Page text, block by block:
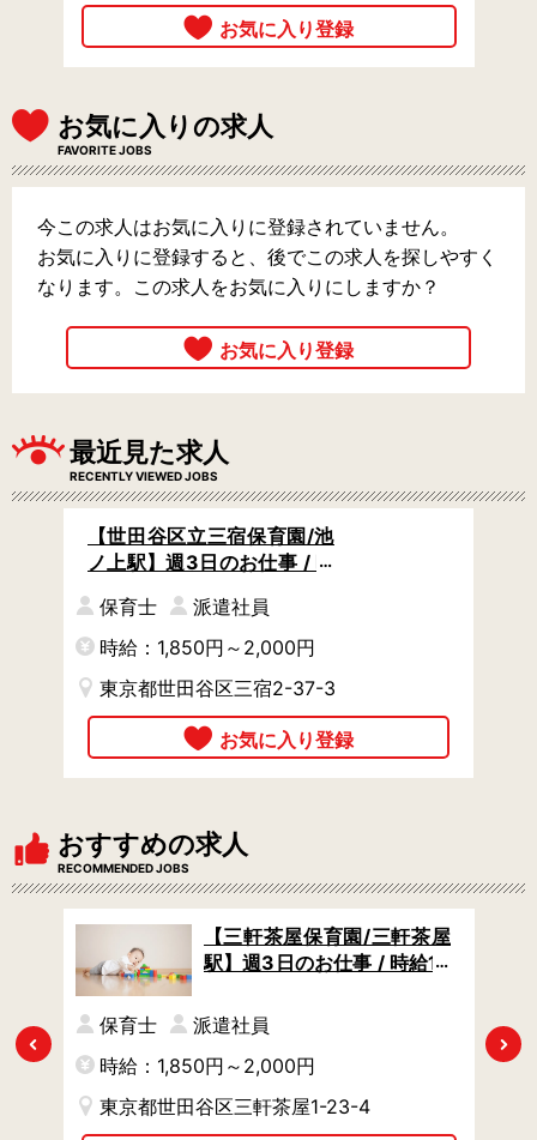
お気に入りの求人
FAVORITE JOBS
今この求人はお気に入りに登録されていません。
お気に入りに登録すると、後でこの求人を探しやすく
なります。この求人をお気に入りにしますか？
最近見た求人
RECENTLY VIEWED JOBS
【世田谷区立三宿保育園/池
ノ上駅】週3日のお仕事 / 時
げる / 曜日の希望があればご
相談OK
保育士
派遣社員
時給：1,850円～2,000円
東京都世田谷区三宿2-37-3
おすすめの求人
RECOMMENDED JOBS
Previous
【三軒茶屋保育園/三軒茶屋
駅】週3日のお仕事 / 時給18
/ 曜日の希望があればご相談
OK
保育士
派遣社員
時給：1,850円～2,000円
東京都世田谷区三軒茶屋1-23-4
Next